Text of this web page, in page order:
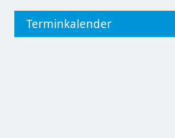
Terminkalender